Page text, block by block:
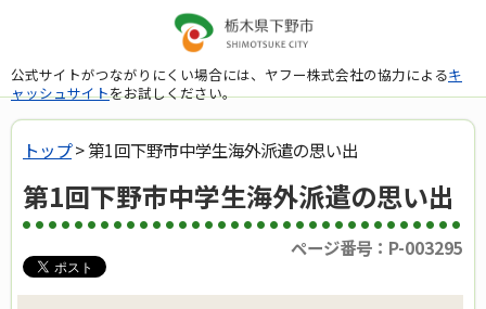
公式サイトがつながりにくい場合には、ヤフー株式会社の協力によるキ
ャッシュサイトをお試しください。
トップ> 第1回下野市中学生海外派遣の思い出
第1回下野市中学生海外派遣の思い出
ページ番号：P-003295